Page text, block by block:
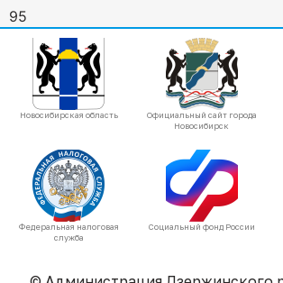
95
Новосибирская область
Официальный сайт города
Новосибирск
Федеральная налоговая
служба
Социальный фонд России